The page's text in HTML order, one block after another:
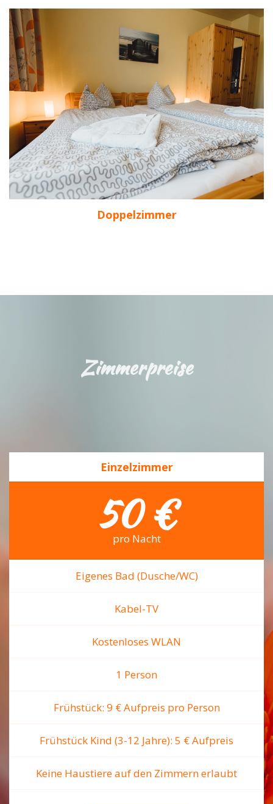
Doppelzimmer
Zimmerpreise
Einzelzimmer
50 €
pro Nacht
Eigenes Bad (Dusche/WC)
Kabel-TV
Kostenloses WLAN
1 Person
Frühstück: 9 € Aufpreis pro Person
Frühstück Kind (3-12 Jahre): 5 € Aufpreis
Keine Haustiere auf den Zimmern erlaubt